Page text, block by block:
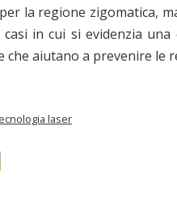
la regione zigomatica,
in cui si evidenzia
aiutano a prevenire le
laser